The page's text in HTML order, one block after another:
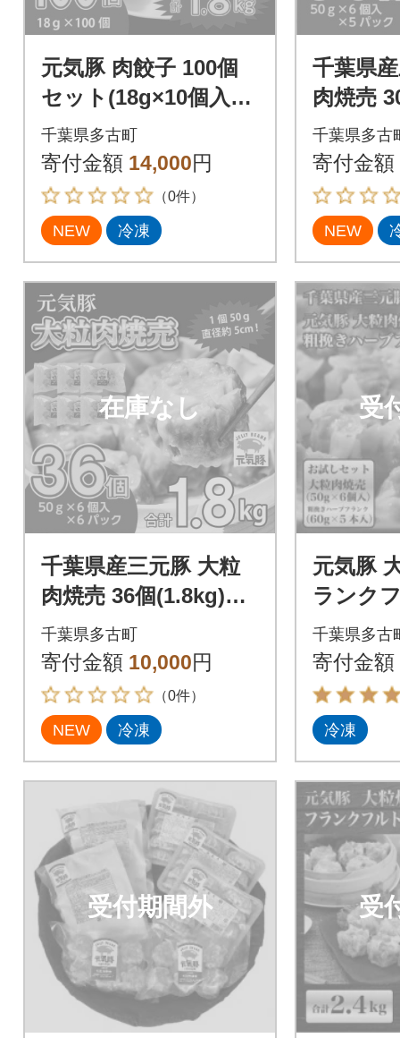
元気豚 肉餃子 100個
セット(18g×10個入×1
0パック)
千葉県多古町
寄付金額 14,000円
（0件）
NEW 冷凍
千葉県
肉焼売
気豚
千葉県多古
寄付金額
NEW
在庫なし
千葉県産三元豚 大粒
肉焼売 36個(1.8kg)元
気豚100%使用 冷凍
千葉県多古町
寄付金額 10,000円
（0件）
NEW 冷凍
受
元気豚
ランク
セット
個入り
り)
千葉県多古
寄付金額
冷凍
受付期間外 受